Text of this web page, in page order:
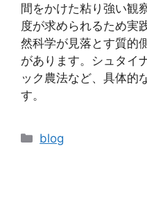
間をかけた粘り強い観
度が求められるため実
然科学が見落とす質的
があります。シュタイ
ック農法など、具体的
す。
カ
blog